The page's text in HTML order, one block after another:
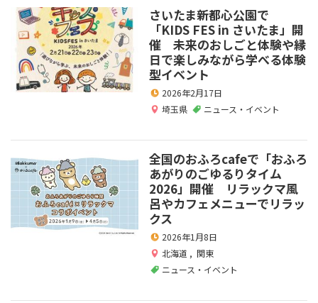
さいたま新都心公園で
「KIDS FES in さいたま」開
催 未来のおしごと体験や縁
日で楽しみながら学べる体験
型イベント
2026年2月17日
埼玉県
ニュース・イベント
全国のおふろcafeで「おふろ
あがりのごゆるりタイム
2026」開催 リラックマ風
呂やカフェメニューでリラッ
クス
2026年1月8日
北海道 , 関東
ニュース・イベント